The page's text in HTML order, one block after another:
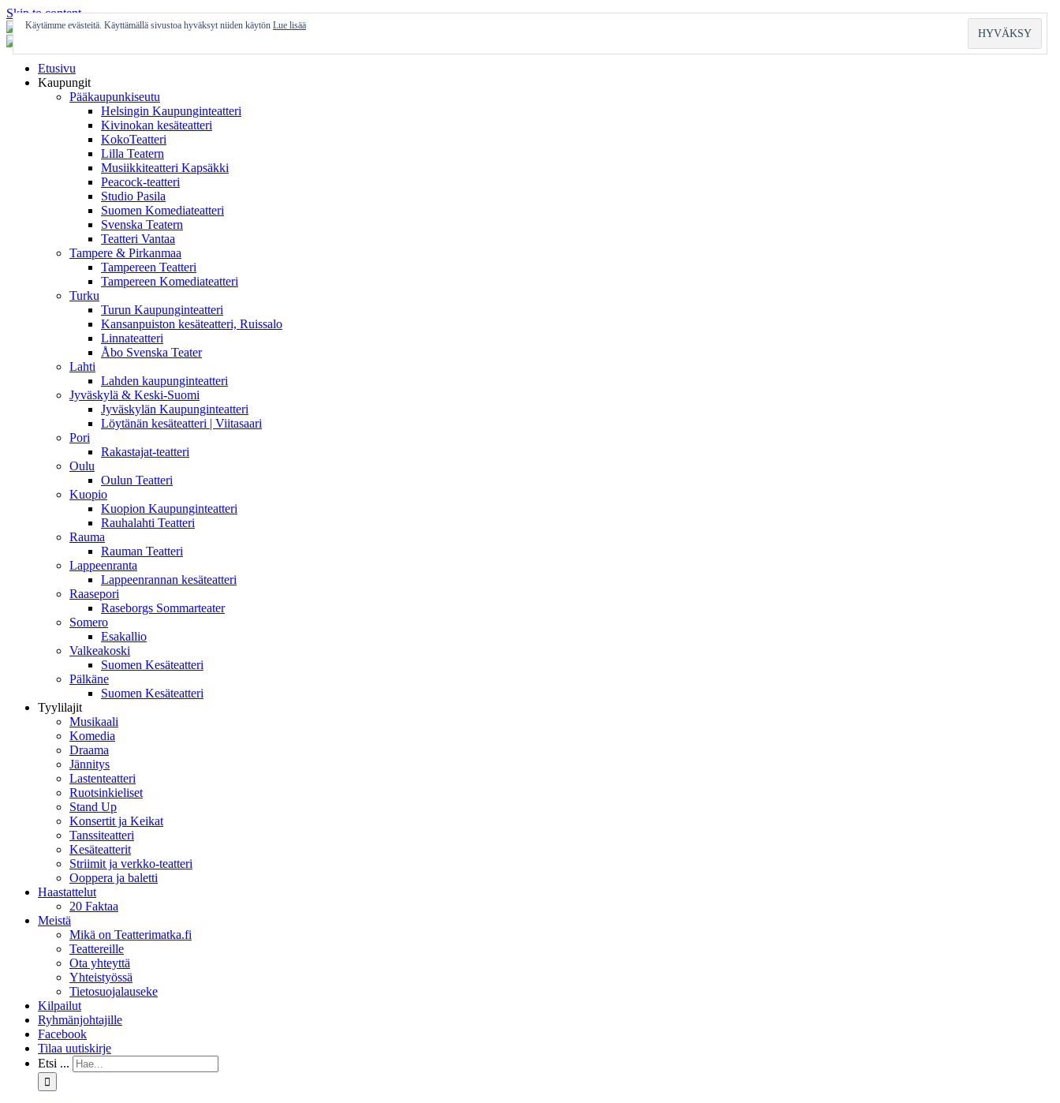
Skip to content
Etusivu
Kaupungit
Pääkaupunkiseutu
Helsingin Kaupunginteatteri
Kivinokan kesäteatteri
KokoTeatteri
Lilla Teatern
Musiikkiteatteri Kapsäkki
Peacock-teatteri
Studio Pasila
Suomen Komediateatteri
Svenska Teatern
Teatteri Vantaa
Tampere & Pirkanmaa
Tampereen Teatteri
Tampereen Komediateatteri
Turku
Turun Kaupunginteatteri
Kansanpuiston kesäteatteri, Ruissalo
Linnateatteri
Åbo Svenska Teater
Lahti
Lahden kaupunginteatteri
Jyväskylä & Keski-Suomi
Jyväskylän Kaupunginteatteri
Löytänän kesäteatteri | Viitasaari
Pori
Rakastajat-teatteri
Oulu
Oulun Teatteri
Kuopio
Kuopion Kaupunginteatteri
Rauhalahti Teatteri
Rauma
Rauman Teatteri
Lappeenranta
Lappeenrannan kesäteatteri
Raasepori
Raseborgs Sommarteater
Somero
Esakallio
Valkeakoski
Suomen Kesäteatteri
Pälkäne
Suomen Kesäteatteri
Tyylilajit
Musikaali
Komedia
Draama
Jännitys
Lastenteatteri
Ruotsinkieliset
Stand Up
Konsertit ja Keikat
Tanssiteatteri
Kesäteatterit
Striimit ja verkko-teatteri
Ooppera ja baletti
Haastattelut
20 Faktaa
Meistä
Mikä on Teatterimatka.fi
Teattereille
Ota yhteyttä
Yhteistyössä
Tietosuojalauseke
Kilpailut
Ryhmänjohtajille
Facebook
Tilaa uutiskirje
Etsi ...
Käytämme evästeitä. Käyttämällä sivustoa hyväksyt niiden käytön Lue lisää